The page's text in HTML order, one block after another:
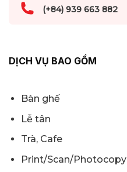
(+84) 939 663 882
DỊCH VỤ BAO GỒM
Bàn ghế
Lễ tân
Trà, Cafe
Print/Scan/Photocopy